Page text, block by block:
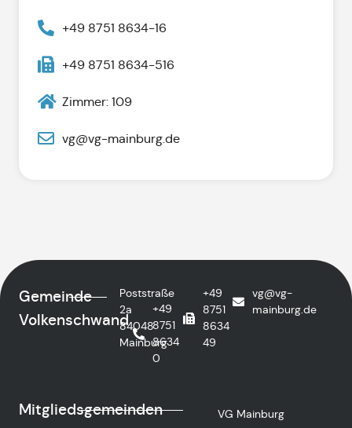
+49 8751 8634-16
+49 8751 8634-516
Zimmer: 109
vg@vg-mainburg.de
Gemeinde
Volkenschwand
Poststraße
2a
84048
Mainburg
+49
8751
8634
0
+49
8751
8634
49
vg@vg-
mainburg.de
Mitgliedsgemeinden VG Mainburg